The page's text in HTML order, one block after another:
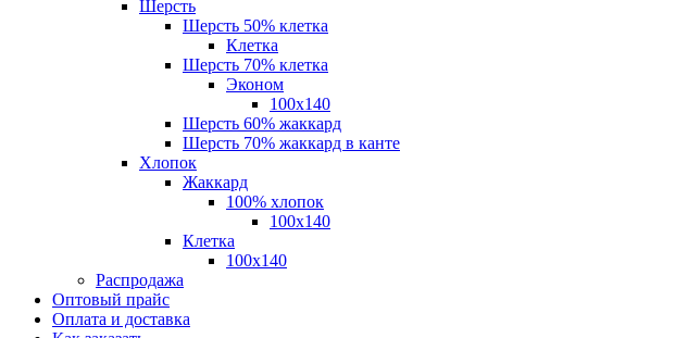
Шерсть
Шерсть 50% клетка
Клетка
Шерсть 70% клетка
Эконом
100x140
Шерсть 60% жаккард
Шерсть 70% жаккард в канте
Хлопок
Жаккард
100% хлопок
100x140
Клетка
100х140
Распродажа
Оптовый прайс
Оплата и доставка